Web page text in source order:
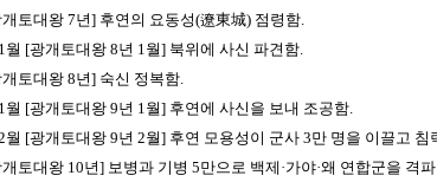
토대왕 7년] 후연의 요동성(遼東城) 점령함.
월 [광개토대왕 8년 1월] 북위에 사신 파견함.
토대왕 8년] 숙신 정복함.
월 [광개토대왕 9년 1월] 후연에 사신을 보내 조공함.
월 [광개토대왕 9년 2월] 후연 모용성이 군사 3만 명을 이끌고 침
토대왕 10년] 보병과 기병 5만으로 백제·가야·왜 연합군을 격파